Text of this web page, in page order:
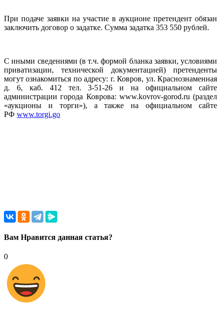
При подаче заявки на участие в аукционе претендент обязан
заключить договор о задатке. Сумма задатка 353 550 рублей.
С иными сведениями (в т.ч. формой бланка заявки, условиями
приватизации, технической документацией) претенденты
могут ознакомиться по адресу: г. Ковров, ул. Краснознаменная
д. 6, каб. 412 тел. 3-51-26 и на официальном сайте
администрации города Коврова: www.kovrov-gorod.ru (раздел
«аукционы и торги»), а также на официальном сайте
РФ www.torgi.go
Вам Нравится данная статья?
0